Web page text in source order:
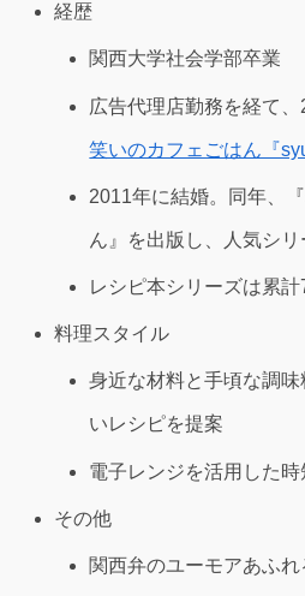
経歴
関西大学社会学部卒業
広告代理店勤務を経て
笑いのカフェごはん『
2011年に結婚。同年、
ん』を出版し、人気シリ
レシピ本シリーズは累計
料理スタイル
身近な材料と手頃な調
いレシピを提案
電子レンジを活用した
その他
関西弁のユーモアあふ